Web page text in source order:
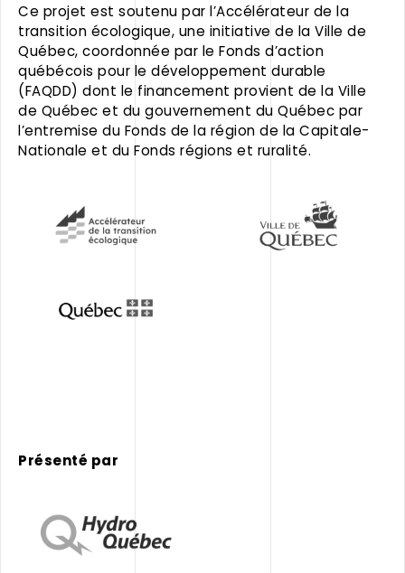
Ce projet est soutenu par l’Accélérateur de la
transition écologique, une initiative de la Ville de
Québec, coordonnée par le Fonds d’action
québécois pour le développement durable
(FAQDD) dont le financement provient de la Ville
de Québec et du gouvernement du Québec par
l’entremise du Fonds de la région de la Capitale-
Nationale et du Fonds régions et ruralité.
Présenté par